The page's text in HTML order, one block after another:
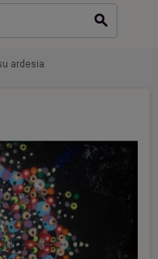
search
ardesia